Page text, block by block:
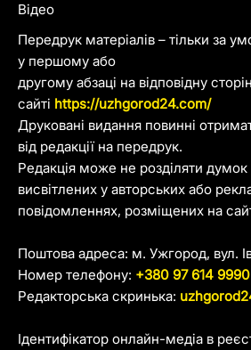
Передрук матеріалів – тільки за
у першому або
другому абзаці на відповідну
сайті https://uzhgorod24.com/
Друковані видання повинні
від редакції на передрук.
Редакція може не розділяти думок
висвітлених у авторських або
повідомленнях, розміщених на
Поштова адреса: м. Ужгород, вул.
Номер телефону: +380 97 614 9990
Редакторська скринька:
Ідентифікатор онлайн-медіа в
Відео